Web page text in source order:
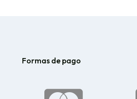
Formas de pago